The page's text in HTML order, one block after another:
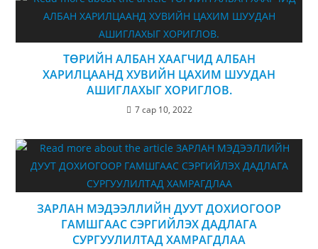
ТӨРИЙН АЛБАН ХААГЧИД АЛБАН
ХАРИЛЦААНД ХУВИЙН ЦАХИМ ШУУДАН
АШИГЛАХЫГ ХОРИГЛОВ.
7 сар 10, 2022
ЗАРЛАН МЭДЭЭЛЛИЙН ДУУТ ДОХИОГООР
ГАМШГААС СЭРГИЙЛЭХ ДАДЛАГА
СУРГУУЛИЛТАД ХАМРАГДЛАА